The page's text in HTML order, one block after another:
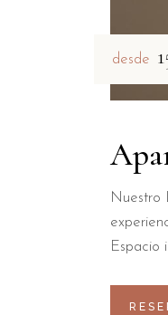
desde
Nuestro
Espacio